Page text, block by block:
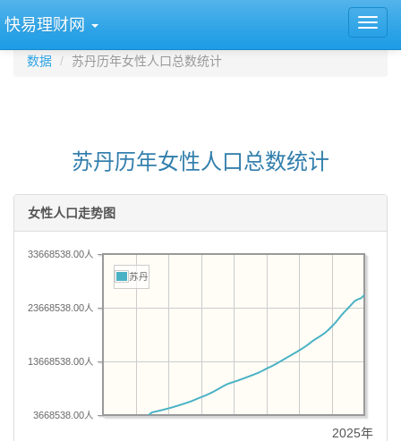
快易理财网
数据 苏丹历年女性人口总数统计
苏丹历年女性人口总数统计
女性人口走势图
3668538.00人
13668538.00人
23668538.00人
33668538.00人
苏丹
2025年